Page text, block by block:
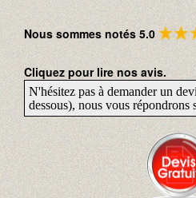
Nous sommes notés 5.0
Cliquez pour lire nos avis.
N'hésitez pas à demander un
dessous), nous vous répondrons